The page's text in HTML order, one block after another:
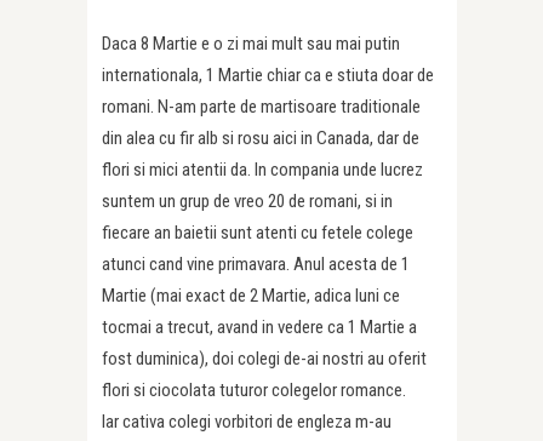
Daca 8 Martie e o zi mai mult sau mai putin
internationala, 1 Martie chiar ca e stiuta doar de
romani. N-am parte de martisoare traditionale
din alea cu fir alb si rosu aici in Canada, dar de
flori si mici atentii da. In compania unde lucrez
suntem un grup de vreo 20 de romani, si in
fiecare an baietii sunt atenti cu fetele colege
atunci cand vine primavara. Anul acesta de 1
Martie (mai exact de 2 Martie, adica luni ce
tocmai a trecut, avand in vedere ca 1 Martie a
fost duminica), doi colegi de-ai nostri au oferit
flori si ciocolata tuturor colegelor romance.
Iar cativa colegi vorbitori de engleza m-au